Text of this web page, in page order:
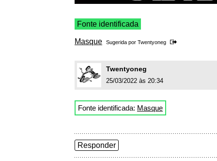
Fonte identificada
Masque Sugerida por Twentyoneg
Twentyoneg
25/03/2022 às 20:34
Fonte identificada: Masque
Responder